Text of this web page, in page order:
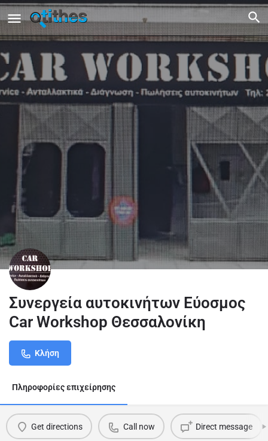
Συνεργεία αυτοκινήτων Εύοσμος
Car Workshop Θεσσαλονίκη
Κλήση
Πληροφορίες επιχείρησης
Get directions Call now Direct message